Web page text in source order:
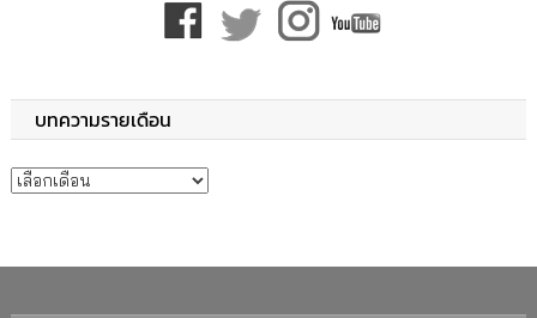
บทความรายเดือน
บทความรายเดือน